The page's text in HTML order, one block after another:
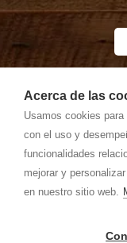
Acerca de las
Usamos cookies
con el uso y
funcionalidades
mejorar y
en nuestro sitio web.
Descubre más